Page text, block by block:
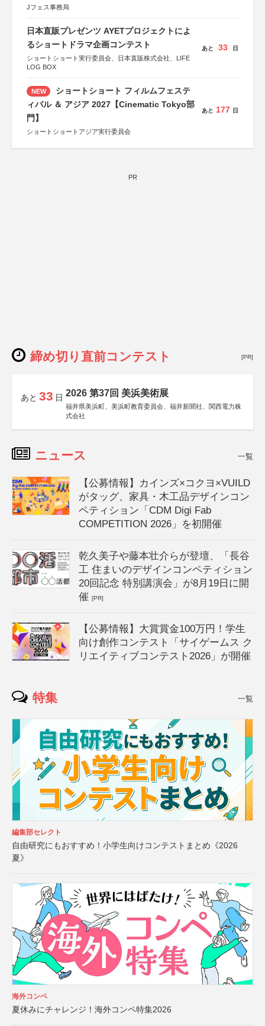
Jフェス事務局
日本直販プレゼンツ AYETプロジェクトによ
るショートドラマ企画コンテスト
ショートショート実行委員会、日本直販株式会社、LIFE
LOG BOX
あと 33 日
NEW
ショートショート フィルムフェステ
ィバル ＆ アジア 2027【Cinematic Tokyo部
門】
ショートショートアジア実行委員会
あと 177 日
PR
締め切り直前コンテスト [PR]
あと 33 日 2026 第37回 美浜美術展
福井県美浜町、美浜町教育委員会、福井新聞社、関西電力株
式会社
ニュース 一覧
【公募情報】カインズ×コクヨ×VUILD
がタッグ、家具・木工品デザインコン
ペティション「CDM Digi Fab
COMPETITION 2026」を初開催
乾久美子や藤本壮介らが登壇、「長谷
工 住まいのデザインコンペティション
20回記念 特別講演会」が8月19日に開
催[PR]
【公募情報】大賞賞金100万円！学生
向け創作コンテスト「サイゲームス ク
リエイティブコンテスト2026」が開催
特集 一覧
編集部セレクト
自由研究にもおすすめ！小学生向けコンテストまとめ《2026
夏》
海外コンペ
夏休みにチャレンジ！海外コンペ特集2026